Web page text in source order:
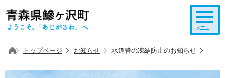
トップページ お知らせ 水道管の凍結防止のお知らせ